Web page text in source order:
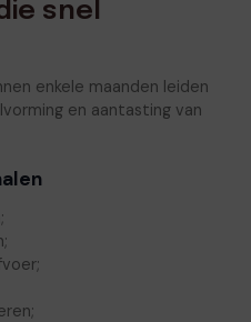
snel
enkele maanden leiden
en aantasting van